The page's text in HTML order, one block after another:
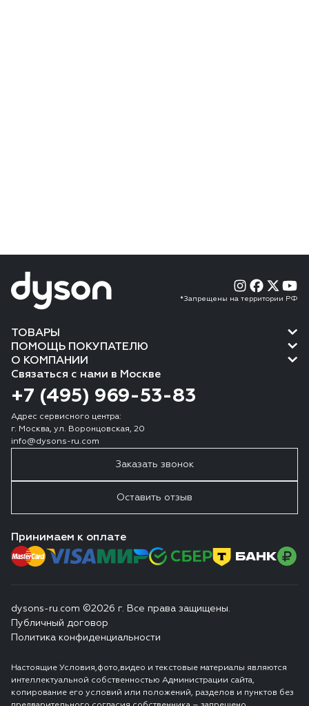
*Запрещены на территории РФ
ТОВАРЫ
ПОМОЩЬ ПОКУПАТЕЛЮ
О КОМПАНИИ
Связаться с нами в Москве
+7 (495) 969-53-83
Адрес сервисного центра:
г. Москва, ул. Воронцовская, 20
info@dysons-ru.com
Заказать звонок
Оставить отзыв
Принимаем к оплате
dysons-ru.com ©2026 г. Все права защищены.
Публичный договор
Политика конфиденциальности
Настоящие Условия,фото,видео и текстовые материалы являются
интеллектуальной собственностью Администрации сайта,
копирование его условий или положений, разделов и пунктов без